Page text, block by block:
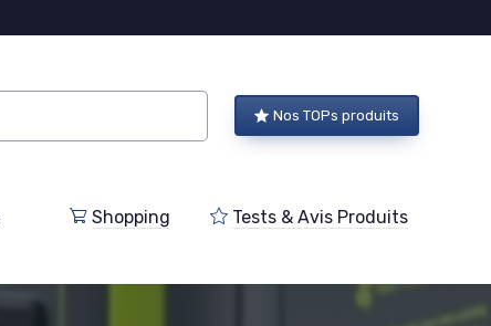
Nos TOPs produits
Shopping Tests & Avis Produits